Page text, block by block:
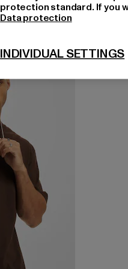
protection standard. If you
Data protection
INDIVIDUAL SETTINGS